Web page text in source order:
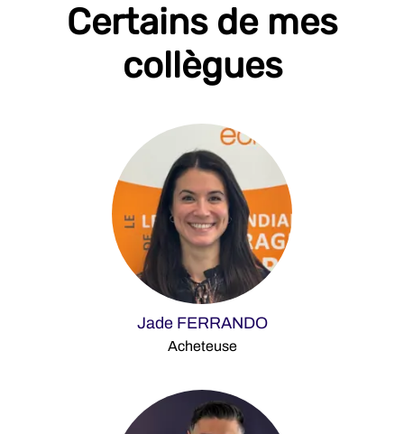
Certains de mes
collègues
Jade FERRANDO
Acheteuse